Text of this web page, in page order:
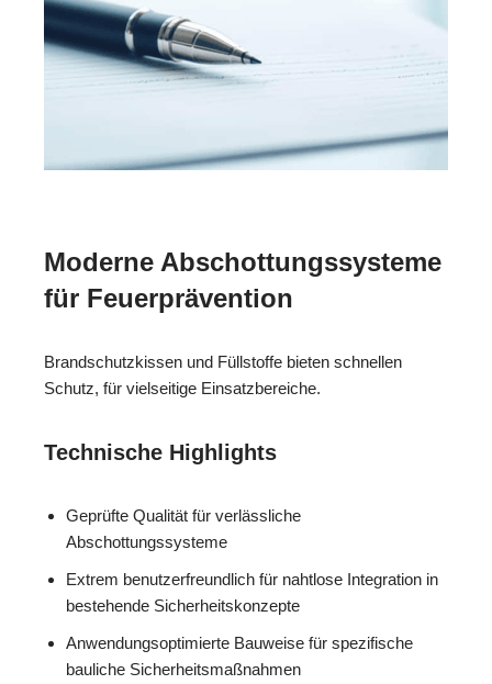
Moderne Abschottungssysteme
für Feuerprävention
Brandschutzkissen und Füllstoffe bieten schnellen
Schutz, für vielseitige Einsatzbereiche.
Technische Highlights
Geprüfte Qualität für verlässliche
Abschottungssysteme
Extrem benutzerfreundlich für nahtlose Integration in
bestehende Sicherheitskonzepte
Anwendungsoptimierte Bauweise für spezifische
bauliche Sicherheitsmaßnahmen